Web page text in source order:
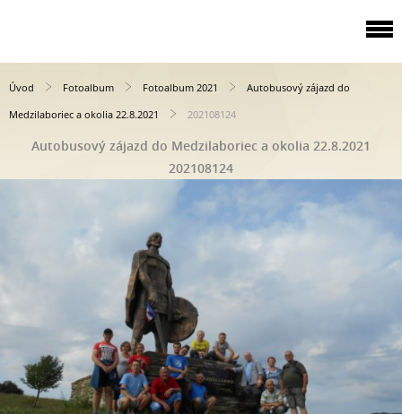
Úvod Fotoalbum Fotoalbum 2021
Autobusový zájazd do
Medzilaboriec a okolia 22.8.2021
202108124
Autobusový zájazd do Medzilaboriec a okolia 22.8.2021
202108124